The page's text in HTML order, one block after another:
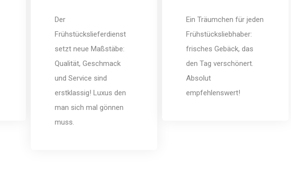
Der
Frühstückslieferdienst
setzt neue Maßstäbe:
Qualität, Geschmack
und Service sind
erstklassig! Luxus den
man sich mal gönnen
muss.
Ein Träumchen für jeden
Frühstücksliebhaber:
frisches Gebäck, das
den Tag verschönert.
Absolut
empfehlenswert!